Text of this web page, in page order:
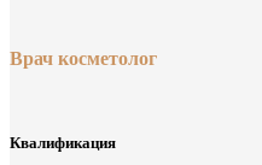
Врач косметолог
Квалификация